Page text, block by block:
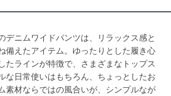
デニムワイドパンツは、リラックス感と
備えたアイテム。ゆったりとした履き心
たラインが特徴で、さまざまなトップス
な日常使いはもちろん、ちょっとしたお
素材ならではの風合いが、シンプルなが